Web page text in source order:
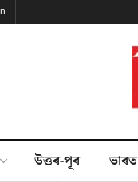
উত্তৰ-পূব ভাৰত